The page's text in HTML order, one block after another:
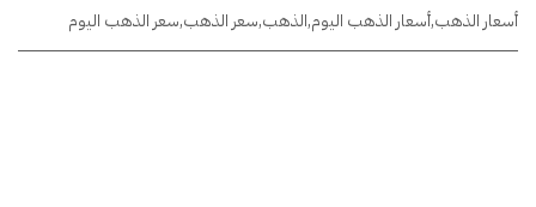
أسعار الذهب,أسعار الذهب اليوم,الذهب,سعر الذهب,سعر الذهب اليوم